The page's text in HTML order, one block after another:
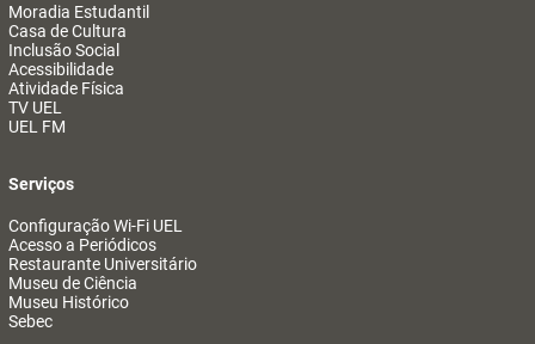
Moradia Estudantil
Casa de Cultura
Inclusão Social
Acessibilidade
Atividade Física
TV UEL
UEL FM
Serviços
Configuração Wi-Fi UEL
Acesso a Periódicos
Restaurante Universitário
Museu de Ciência
Museu Histórico
Sebec